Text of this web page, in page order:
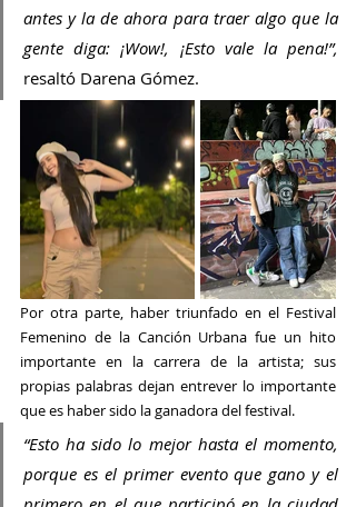
antes y la de ahora para traer algo que la
resaltó Darena Gómez.
Por otra parte, haber triunfado en el Festival
Femenino de la Canción Urbana fue un hito
importante en la carrera de la artista; sus
propias palabras dejan entrever lo importante
que es haber sido la ganadora del festival.
“Esto ha sido lo mejor hasta el momento,
porque es el primer evento que gano y el